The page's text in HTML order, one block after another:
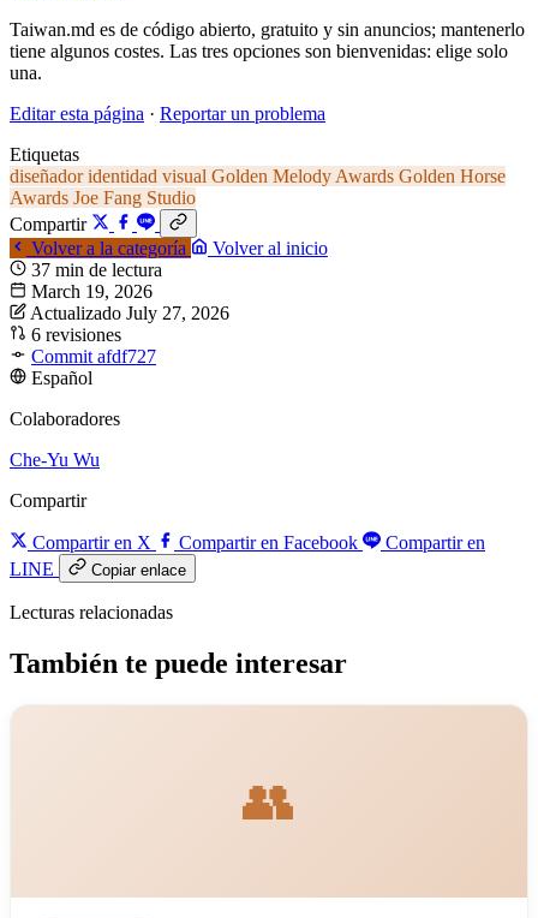
Taiwan.md es de código abierto, gratuito y sin anuncios; mantenerlo
tiene algunos costes. Las tres opciones son bienvenidas: elige solo
una.
Editar esta página · Reportar un problema
Etiquetas
diseñadoridentidad visual Golden Melody Awards Golden Horse
Awards Joe Fang Studio
Compartir
Volver a la categoría
Volver al inicio
37 min de lectura
March 19, 2026
Actualizado July 27, 2026
6 revisiones
Commit afdf727
Español
Colaboradores
Che-Yu Wu
Compartir
Compartir en X Compartir en Facebook
Compartir en
LINE
Copiar enlace
Lecturas relacionadas
También te puede interesar
👥